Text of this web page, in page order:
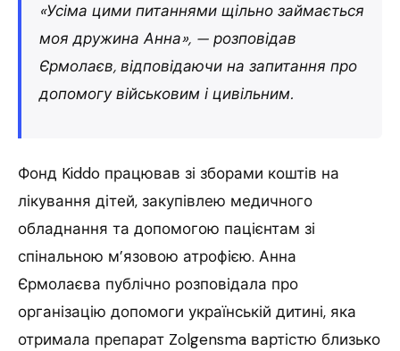
«Усіма цими питаннями щільно займається
моя дружина Анна», — розповідав
Єрмолаєв, відповідаючи на запитання про
допомогу військовим і цивільним.
Фонд Kiddo працював зі зборами коштів на
лікування дітей, закупівлею медичного
обладнання та допомогою пацієнтам зі
спінальною м’язовою атрофією. Анна
Єрмолаєва публічно розповідала про
організацію допомоги українській дитині, яка
отримала препарат Zolgensma вартістю близько